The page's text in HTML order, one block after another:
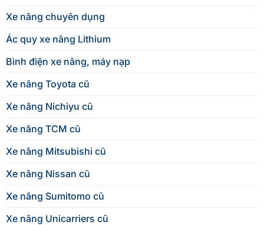
Xe nâng chuyên dụng
Ác quy xe nâng Lithium
Bình điện xe nâng, máy nạp
Xe nâng Toyota cũ
Xe nâng Nichiyu cũ
Xe nâng TCM cũ
Xe nâng Mitsubishi cũ
Xe nâng Nissan cũ
Xe nâng Sumitomo cũ
Xe nâng Unicarriers cũ